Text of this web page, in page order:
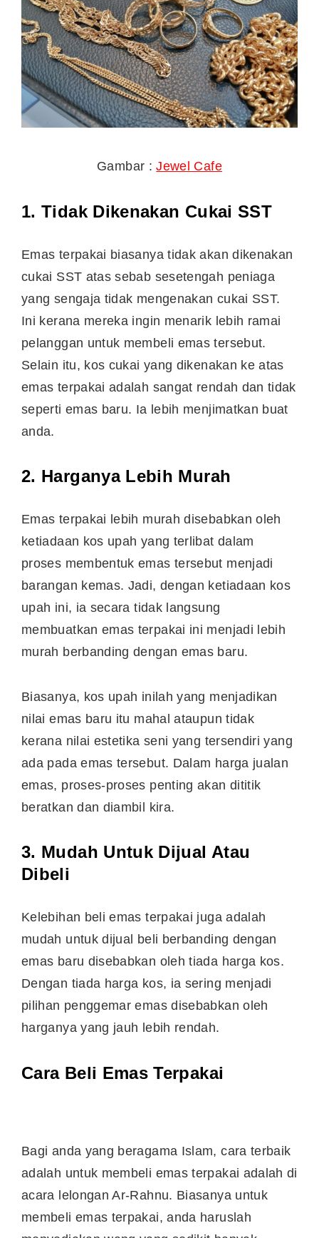
Gambar :Jewel Cafe
1.Tidak Dikenakan Cukai SST
Emas terpakai biasanya tidak akan dikenakan
cukai SST atas sebab sesetengah peniaga
yang sengaja tidak mengenakan cukai SST.
Ini kerana mereka ingin menarik lebih ramai
pelanggan untuk membeli emas tersebut.
Selain itu, kos cukai yang dikenakan ke atas
emas terpakai adalah sangat rendah dan tidak
seperti emas baru. Ia lebih menjimatkan buat
anda.
2. Harganya Lebih Murah
Emas terpakai lebih murah disebabkan oleh
ketiadaan kos upah yang terlibat dalam
proses membentuk emas tersebut menjadi
barangan kemas. Jadi, dengan ketiadaan kos
upah ini, ia secara tidak langsung
membuatkan emas terpakai ini menjadi lebih
murah berbanding dengan emas baru.
Biasanya, kos upah inilah yang menjadikan
nilai emas baru itu mahal ataupun tidak
kerana nilai estetika seni yang tersendiri yang
ada pada emas tersebut. Dalam harga jualan
emas, proses-proses penting akan dititik
beratkan dan diambil kira.
3. Mudah Untuk Dijual Atau
Dibeli
Kelebihan beli emas terpakai juga adalah
mudah untuk dijual beli berbanding dengan
emas baru disebabkan oleh tiada harga kos.
Dengan tiada harga kos, ia sering menjadi
pilihan penggemar emas disebabkan oleh
harganya yang jauh lebih rendah.
Cara Beli Emas Terpakai
Bagi anda yang beragama Islam, cara terbaik
adalah untuk membeli emas terpakai adalah di
acara lelongan Ar-Rahnu. Biasanya untuk
membeli emas terpakai, anda haruslah